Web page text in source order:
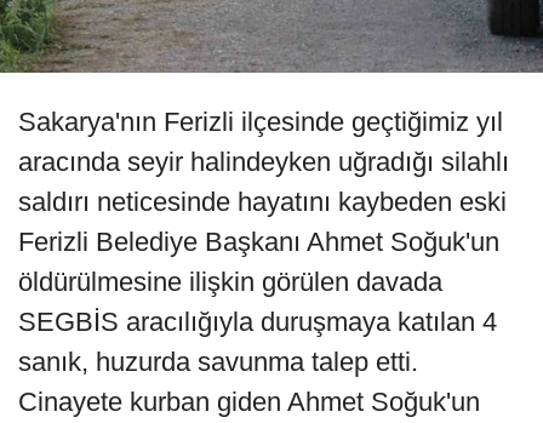
Sakarya'nın Ferizli ilçesinde geçtiğimiz yıl
aracında seyir halindeyken uğradığı silahlı
saldırı neticesinde hayatını kaybeden eski
Ferizli Belediye Başkanı Ahmet Soğuk'un
öldürülmesine ilişkin görülen davada
SEGBİS aracılığıyla duruşmaya katılan 4
sanık, huzurda savunma talep etti.
Cinayete kurban giden Ahmet Soğuk'un